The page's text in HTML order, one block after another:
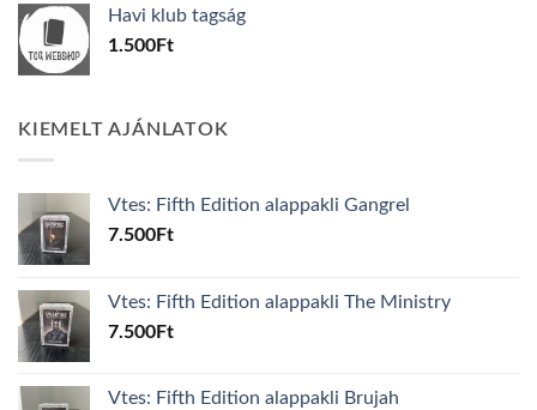
600Ft.100Ft.
Havi klub tagság
1.500Ft
KIEMELT AJÁNLATOK
Vtes: Fifth Edition alappakli Gangrel
7.500Ft
Vtes: Fifth Edition alappakli The Ministry
7.500Ft
Vtes: Fifth Edition alappakli Brujah